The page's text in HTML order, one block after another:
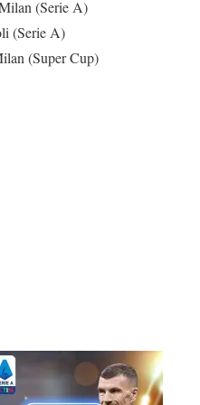
(Serie A)
(Serie A)
(Super Cup)